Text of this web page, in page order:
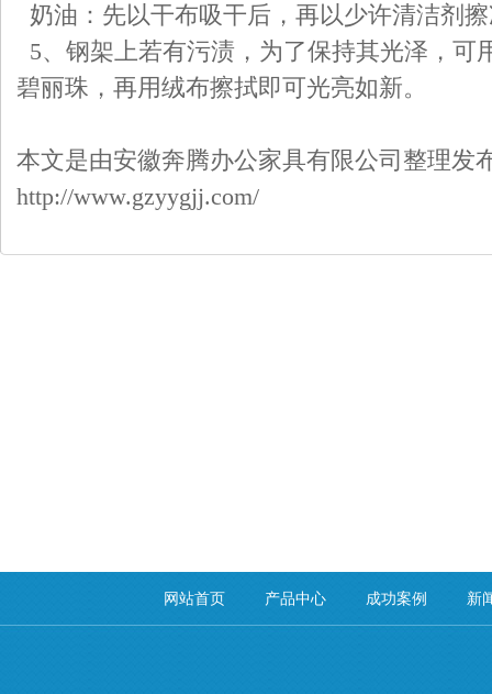
奶油：先以干布吸干后，再以少许清洁剂
5、钢架上若有污渍，为了保持其光泽，
碧丽珠，再用绒布擦拭即可光亮如新。
本文是由安徽奔腾办公家具有限公司整理发
http://www.gzyygjj.com/
网站首页 产品中心 成功案例 新